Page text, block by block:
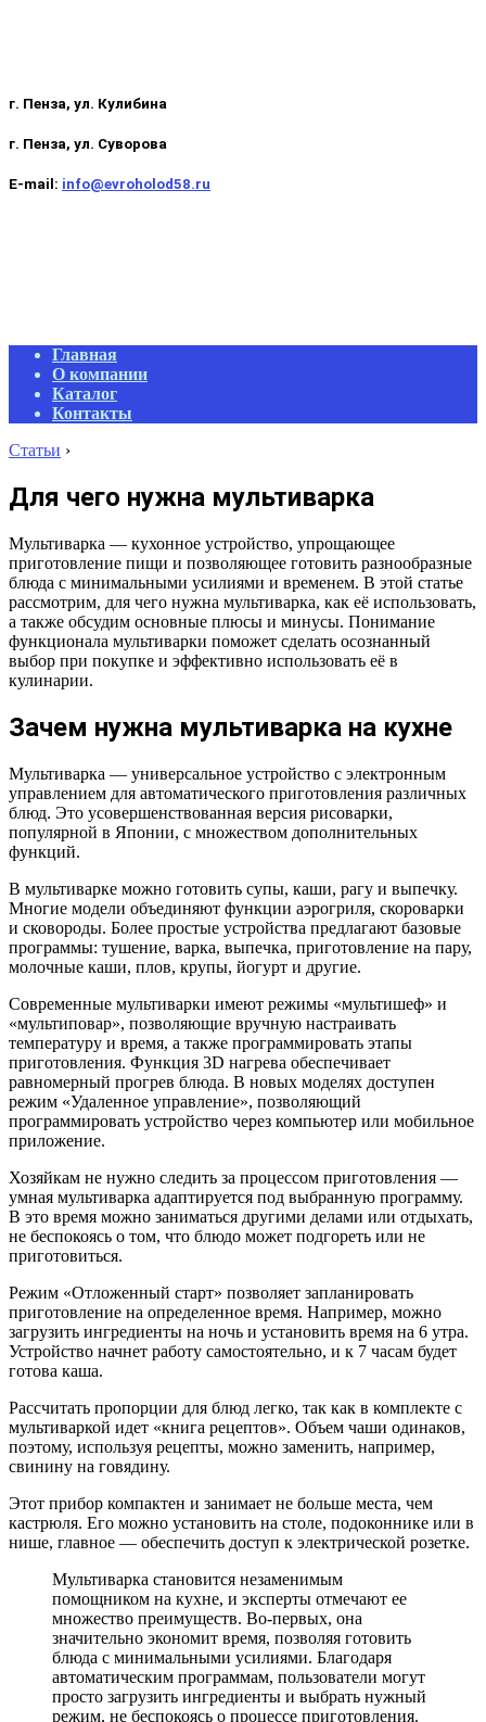
г. Пенза, ул. Кулибина
г. Пенза, ул. Суворова
E-mail: info@evroholod58.ru
Primary
Navigation
Menu
Главная
О компании
Каталог
Контакты
Статьи ›
Для чего нужна мультиварка
Мультиварка — кухонное устройство, упрощающее
приготовление пищи и позволяющее готовить разнообразные
блюда с минимальными усилиями и временем. В этой статье
рассмотрим, для чего нужна мультиварка, как её использовать,
а также обсудим основные плюсы и минусы. Понимание
функционала мультиварки поможет сделать осознанный
выбор при покупке и эффективно использовать её в
кулинарии.
Зачем нужна мультиварка на кухне
Мультиварка — универсальное устройство с электронным
управлением для автоматического приготовления различных
блюд. Это усовершенствованная версия рисоварки,
популярной в Японии, с множеством дополнительных
функций.
В мультиварке можно готовить супы, каши, рагу и выпечку.
Многие модели объединяют функции аэрогриля, скороварки
и сковороды. Более простые устройства предлагают базовые
программы: тушение, варка, выпечка, приготовление на пару,
молочные каши, плов, крупы, йогурт и другие.
Современные мультиварки имеют режимы «мультишеф» и
«мультиповар», позволяющие вручную настраивать
температуру и время, а также программировать этапы
приготовления. Функция 3D нагрева обеспечивает
равномерный прогрев блюда. В новых моделях доступен
режим «Удаленное управление», позволяющий
программировать устройство через компьютер или мобильное
приложение.
Хозяйкам не нужно следить за процессом приготовления —
умная мультиварка адаптируется под выбранную программу.
В это время можно заниматься другими делами или отдыхать,
не беспокоясь о том, что блюдо может подгореть или не
приготовиться.
Режим «Отложенный старт» позволяет запланировать
приготовление на определенное время. Например, можно
загрузить ингредиенты на ночь и установить время на 6 утра.
Устройство начнет работу самостоятельно, и к 7 часам будет
готова каша.
Рассчитать пропорции для блюд легко, так как в комплекте с
мультиваркой идет «книга рецептов». Объем чаши одинаков,
поэтому, используя рецепты, можно заменить, например,
свинину на говядину.
Этот прибор компактен и занимает не больше места, чем
кастрюля. Его можно установить на столе, подоконнике или в
нише, главное — обеспечить доступ к электрической розетке.
Мультиварка становится незаменимым
помощником на кухне, и эксперты отмечают ее
множество преимуществ. Во-первых, она
значительно экономит время, позволяя готовить
блюда с минимальными усилиями. Благодаря
автоматическим программам, пользователи могут
просто загрузить ингредиенты и выбрать нужный
режим, не беспокоясь о процессе приготовления.